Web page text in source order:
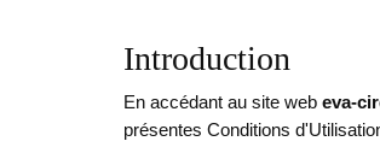
Introduction
En accédant au site web eva-
présentes Conditions